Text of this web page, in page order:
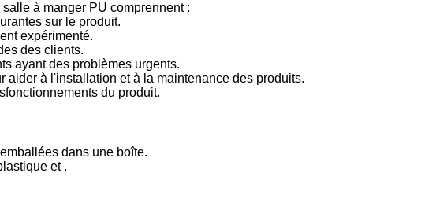
à manger PU comprennent :
sur le produit.
expérimenté.
des clients.
ayant des problèmes urgents.
à l'installation et à la maintenance des produits.
du produit.
dans une boîte.
et .